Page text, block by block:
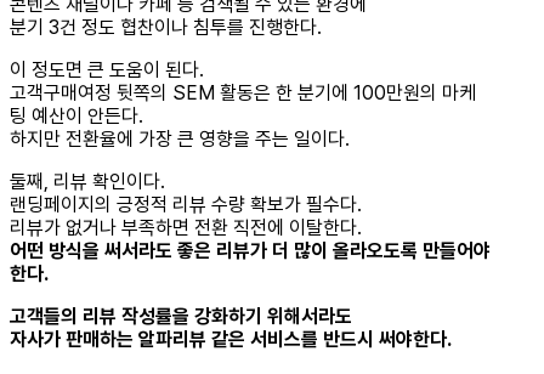
분기 3건 정도 협찬이나 침투를 진행한다.
이 정도면 큰 도움이 된다.
고객구매여정 뒷쪽의 SEM 활동은 한 분기에 100만원의 마케
팅 예산이 안든다.
하지만 전환율에 가장 큰 영향을 주는 일이다.
둘째, 리뷰 확인이다.
랜딩페이지의 긍정적 리뷰 수량 확보가 필수다.
리뷰가 없거나 부족하면 전환 직전에 이탈한다.
어떤 방식을 써서라도 좋은 리뷰가 더 많이 올라오도록 만들어야
한다.
고객들의 리뷰 작성률을 강화하기 위해서라도
자사가 판매하는 알파리뷰 같은 서비스를 반드시 써야한다.